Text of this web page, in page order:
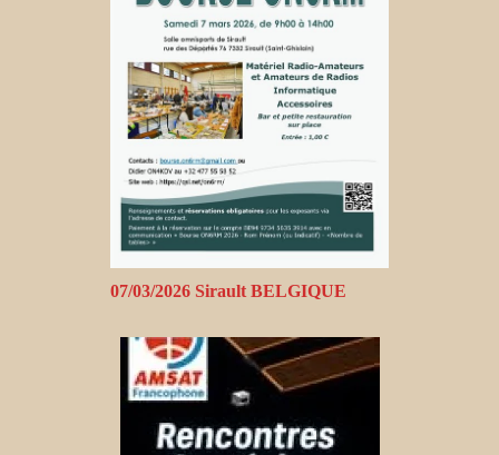
07/03/2026 Sirault BELGIQUE